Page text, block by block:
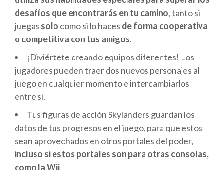
desafíos que encontrarás en tu camino, tanto si
juegas solo como si lo haces de forma cooperativa
o competitiva con tus amigos.
¡Diviértete creando equipos diferentes! Los
jugadores pueden traer dos nuevos personajes al
juego en cualquier momento e intercambiarlos
entre sí.
Tus figuras de acción Skylanders guardan los
datos de tus progresos en el juego, para que estos
sean aprovechados en otros portales del poder,
incluso si estos portales son para otras consolas,
como la Wii.